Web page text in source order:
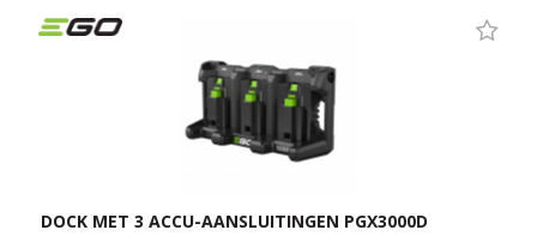
DOCK MET 3 ACCU-AANSLUITINGEN PGX3000D